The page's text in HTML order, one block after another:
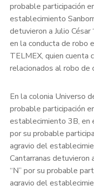
probable participación
establecimiento
detuvieron a Julio
en la conducta de robo
TELMEX, quien cuenta
relacionados al robo de
En la colonia Universo
probable participación
establecimiento 3B, en
por su probable
agravio del
Cantarranas detuvieron
“N” por su probable
agravio del